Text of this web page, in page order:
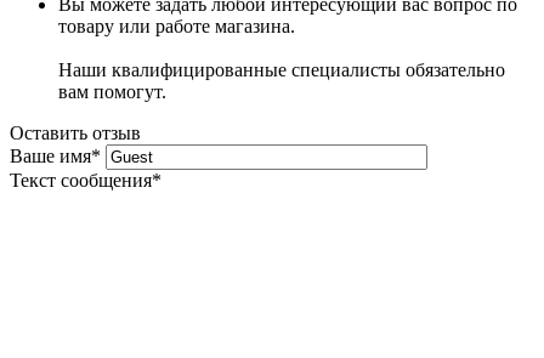
товару или работе магазина.
Наши квалифицированные специалисты обязательно
вам помогут.
Оставить отзыв
Ваше имя*
Текст сообщения*